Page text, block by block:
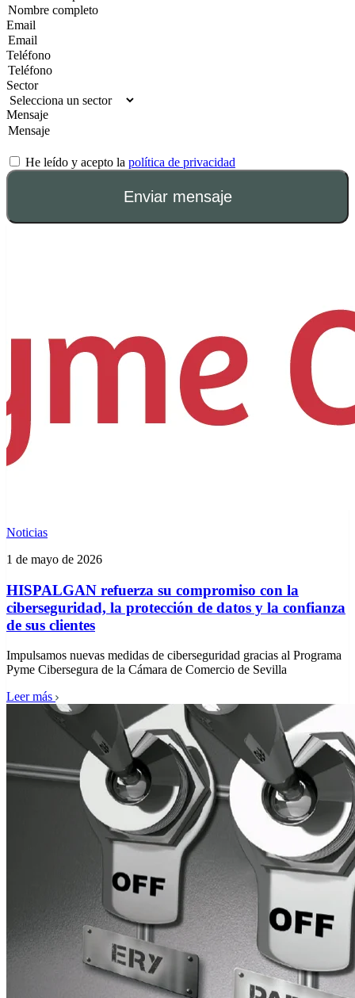
Email
Teléfono
Sector
Mensaje
He leído y acepto la política de privacidad
Enviar mensaje
Noticias
1 de mayo de 2026
HISPALGAN refuerza su compromiso con la
ciberseguridad, la protección de datos y la confianza
de sus clientes
Impulsamos nuevas medidas de ciberseguridad gracias al Programa
Pyme Cibersegura de la Cámara de Comercio de Sevilla
Leer más